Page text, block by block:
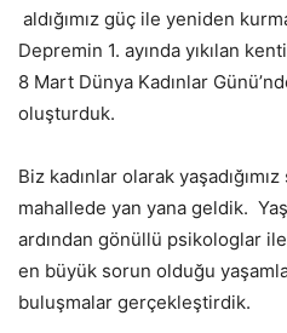
aldığımız güç ile yeniden
Depremin 1. ayında yıkılan
8 Mart Dünya Kadınlar
oluşturduk.
Biz kadınlar olarak
mahallede yan yana geldik.
ardından gönüllü psikologlar
en büyük sorun olduğu
buluşmalar gerçekleştirdik.